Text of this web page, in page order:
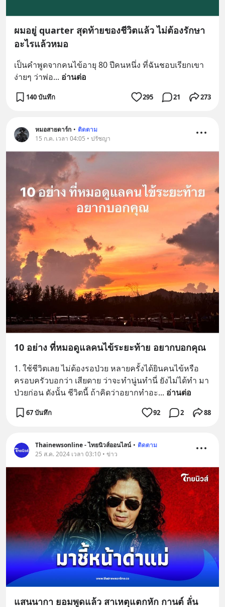
ผมอยู่ quarter สุดท้ายของชีวิตแล้ว ไม่ต้องรักษา
อะไรแล้วหมอ
เป็นคำพูดจากคนไข้อายุ 80 ปีคนหนึ่ง ที่ฉันชอบเรียกเขา
ง่ายๆ ว่าพ่อ... อ่านต่อ
140 บันทึก 295 21 273
หมอสายดาร์ก • ติดตาม
15 ก.ค. เวลา 04:05 • ปรัชญา
10 อย่าง ที่หมอดูแลคนไข้ระยะท้าย อยากบอกคุณ
1. ใช้ชีวิตเลย ไม่ต้องรอป่วย หลายครั้งได้ยินคนไข้หรือ
ครอบครัวบอกว่า เสียดาย ว่าจะทำนู่นทำนี่ ยังไม่ได้ทำ มา
ป่วยก่อน ดังนั้น ชีวิตนี้ ถ้าคิดว่าอยากทำอะ... อ่านต่อ
67 บันทึก 92 2 88
Thainewsonline - ไทยนิวส์ออนไลน์ • ติดตาม
25 ส.ค. 2024 เวลา 03:10 • ข่าว
แสนนากา ยอมพูดแล้ว สาเหตุแตกหัก กานต์ ลั่น